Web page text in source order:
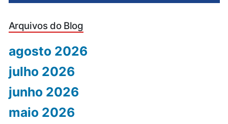
Arquivos do Blog
agosto 2026
julho 2026
junho 2026
maio 2026